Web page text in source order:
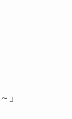
」